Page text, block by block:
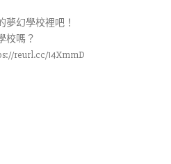
夢幻學校裡吧！
校嗎？
reurl.cc/14XmmD